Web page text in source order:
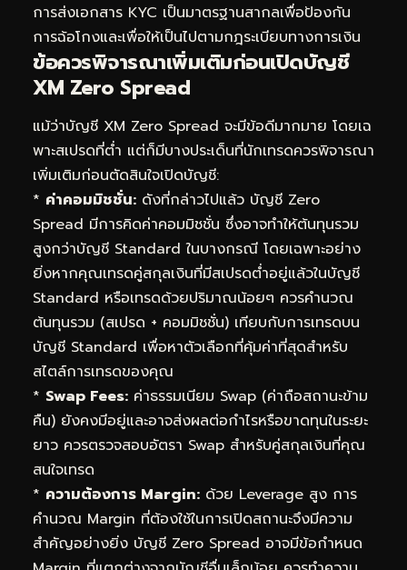
การส่งเอกสาร KYC เป็นมาตรฐานสากลเพื่อป้องกัน
การฉ้อโกงและเพื่อให้เป็นไปตามกฎระเบียบทางการเงิน
ข้อควรพิจารณาเพิ่มเติมก่อนเปิดบัญชี
XM Zero Spread
แม้ว่าบัญชี XM Zero Spread จะมีข้อดีมากมาย โดยเฉ
พาะสเปรดที่ต่ำ แต่ก็มีบางประเด็นที่นักเทรดควรพิจารณา
เพิ่มเติมก่อนตัดสินใจเปิดบัญชี:
* ค่าคอมมิชชั่น: ดังที่กล่าวไปแล้ว บัญชี Zero
Spread มีการคิดค่าคอมมิชชั่น ซึ่งอาจทำให้ต้นทุนรวม
สูงกว่าบัญชี Standard ในบางกรณี โดยเฉพาะอย่าง
ยิ่งหากคุณเทรดคู่สกุลเงินที่มีสเปรดต่ำอยู่แล้วในบัญชี
Standard หรือเทรดด้วยปริมาณน้อยๆ ควรคำนวณ
ต้นทุนรวม (สเปรด + คอมมิชชั่น) เทียบกับการเทรดบน
บัญชี Standard เพื่อหาตัวเลือกที่คุ้มค่าที่สุดสำหรับ
สไตล์การเทรดของคุณ
* Swap Fees: ค่าธรรมเนียม Swap (ค่าถือสถานะข้าม
คืน) ยังคงมีอยู่และอาจส่งผลต่อกำไรหรือขาดทุนในระยะ
ยาว ควรตรวจสอบอัตรา Swap สำหรับคู่สกุลเงินที่คุณ
สนใจเทรด
* ความต้องการ Margin: ด้วย Leverage สูง การ
คำนวณ Margin ที่ต้องใช้ในการเปิดสถานะจึงมีความ
สำคัญอย่างยิ่ง บัญชี Zero Spread อาจมีข้อกำหนด